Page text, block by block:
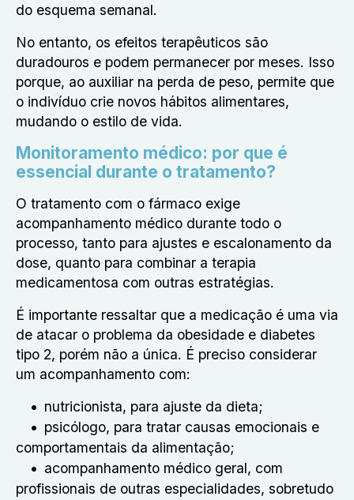
do esquema semanal.
No entanto, os efeitos terapêuticos são
duradouros e podem permanecer por meses. Isso
porque, ao auxiliar na perda de peso, permite que
o indivíduo crie novos hábitos alimentares,
mudando o estilo de vida.
Monitoramento médico: por que é
essencial durante o tratamento?
O tratamento com o fármaco exige
acompanhamento médico durante todo o
processo, tanto para ajustes e escalonamento da
dose, quanto para combinar a terapia
medicamentosa com outras estratégias.
É importante ressaltar que a medicação é uma via
de atacar o problema da obesidade e diabetes
tipo 2, porém não a única. É preciso considerar
um acompanhamento com:
nutricionista, para ajuste da dieta;
psicólogo, para tratar causas emocionais e
comportamentais da alimentação;
acompanhamento médico geral, com
profissionais de outras especialidades, sobretudo